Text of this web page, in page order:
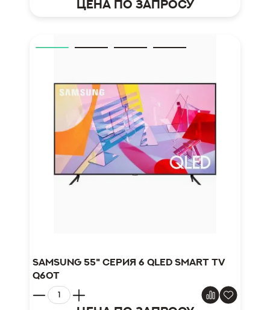
Цена по запросу
Samsung 55" серия 6 QLED Smart TV
Q60T